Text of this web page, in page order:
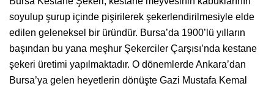
soyulup şurup içinde pişirilerek şekerlendirilmesiyle elde
edilen geleneksel bir üründür. Bursa’da 1900’lü yılların
başından bu yana meşhur Şekerciler Çarşısı’nda kestane
şekeri üretimi yapılmaktadır. O dönemlerde Ankara’dan
Bursa’ya gelen heyetlerin dönüşte Gazi Mustafa Kemal